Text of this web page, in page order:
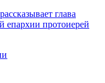
глава
епархии протоиерей